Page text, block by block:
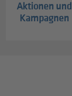
Aktionen und
Kampagnen